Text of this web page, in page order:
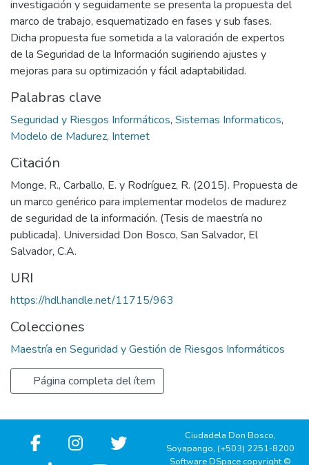
investigación y seguidamente se presenta la propuesta del
marco de trabajo, esquematizado en fases y sub fases.
Dicha propuesta fue sometida a la valoración de expertos
de la Seguridad de la Información sugiriendo ajustes y
mejoras para su optimización y fácil adaptabilidad.
Palabras clave
Seguridad y Riesgos Informáticos, Sistemas Informaticos,
Modelo de Madurez, Internet
Citación
Monge, R., Carballo, E. y Rodríguez, R. (2015). Propuesta de
un marco genérico para implementar modelos de madurez
de seguridad de la información. (Tesis de maestría no
publicada). Universidad Don Bosco, San Salvador, El
Salvador, C.A.
URI
https://hdl.handle.net/11715/963
Colecciones
Maestría en Seguridad y Gestión de Riesgos Informáticos
Página completa del ítem
Ciudadela Don Bosco,
Soyapango, (+503) 2251-8200
Software DSpace copyright ©